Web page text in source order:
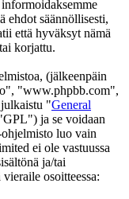
informoidaksemme
ehdot säännöllisesti,
että hyväksyt nämä
korjattu.
(jälkeenpäin
"www.phpbb.com",
"General
ja se voidaan
luo vain
ei ole vastuussa
ja/tai
osoitteessa: